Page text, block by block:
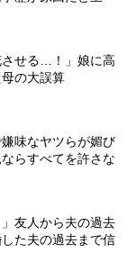
させる…！」娘に高
の大誤算
味なヤツらが媚び
らすべてを許さな
友人から夫の過去
た夫の過去まで信